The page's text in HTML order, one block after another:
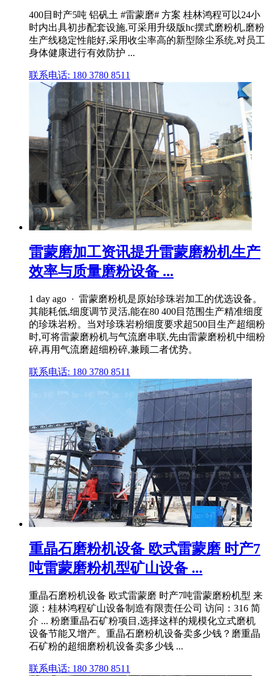
400目时产5吨 铝矾土 #雷蒙磨# 方案 桂林鸿程可以24小
时内出具初步配套设施,可采用升级版hc摆式磨粉机,磨粉
生产线稳定性能好,采用收尘率高的新型除尘系统,对员工
身体健康进行有效防护 ...
联系电话: 180 3780 8511
雷蒙磨加工资讯提升雷蒙磨粉机生产
效率与质量磨粉设备 ...
1 day ago · 雷蒙磨粉机是原始珍珠岩加工的优选设备。
其能耗低,细度调节灵活,能在80 400目范围生产精准细度
的珍珠岩粉。当对珍珠岩粉细度要求超500目生产超细粉
时,可将雷蒙磨粉机与气流磨串联,先由雷蒙磨粉机中细粉
碎,再用气流磨超细粉碎,兼顾二者优势。
联系电话: 180 3780 8511
重晶石磨粉机设备 欧式雷蒙磨 时产7
吨雷蒙磨粉机型矿山设备 ...
重晶石磨粉机设备 欧式雷蒙磨 时产7吨雷蒙磨粉机型 来
源：桂林鸿程矿山设备制造有限责任公司 访问：316 简
介 ... 粉磨重晶石矿粉项目,选择这样的规模化立式磨机
设备节能又增产。重晶石磨粉机设备卖多少钱？磨重晶
石矿粉的超细磨粉机设备卖多少钱 ...
联系电话: 180 3780 8511